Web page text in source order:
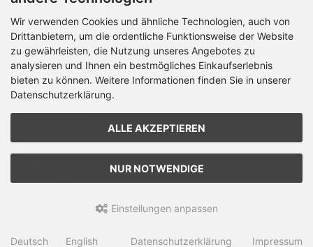
Mo-Do 8.00 bis 16.30 Uhr
Bürozeiten:
Mo-Do 8.00 bis 16.30 Uhr
Fr 8.00 bis 12.30 Uhr
+49 (0) 09561 85900
info@hermann.de
Geschäftsführer
Martin Hermann
Handelsregister Amtsgericht Coburg
Wir verwenden Cookies und ähnliche Technologien, auch von
Drittanbietern, um die ordentliche Funktionsweise der Website
zu gewährleisten, die Nutzung unseres Angebotes zu
analysieren und Ihnen ein bestmögliches Einkaufserlebnis
bieten zu können. Weitere Informationen finden Sie in unserer
Datenschutzerklärung.
ALLE AKZEPTIEREN
NUR NOTWENDIGE
Einstellungen anpassen
Deutsch English Datenschutzerklärung Impressum